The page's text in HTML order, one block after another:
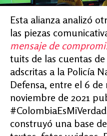
Esta alianza analizó
las piezas
mensaje de
tuits de las cuentas
adscritas a la Policía
Defensa, entre el 6 de
noviembre de 2021
construyó una base